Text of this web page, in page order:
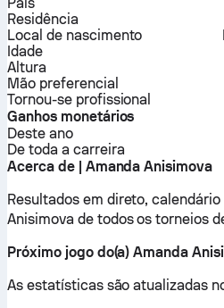
Residência
Local de nascimento
Idade
Altura
Mão preferencial
Tornou-se profissional
Ganhos monetários
Deste ano
De toda a carreira
Acerca de | Amanda Anisimova
Resultados em direto,
Anisimova de todos os torneios
Próximo jogo do(a) Amanda
As estatísticas são atualizadas